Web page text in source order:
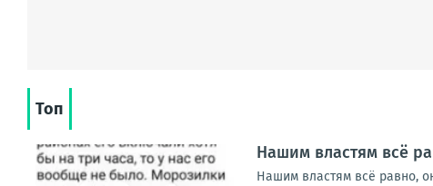
Топ
Нашим властям всё
Нашим властям всё равно,